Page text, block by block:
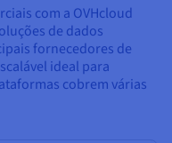
com a OVHcloud
de dados
fornecedores de
ideal para
cobrem várias